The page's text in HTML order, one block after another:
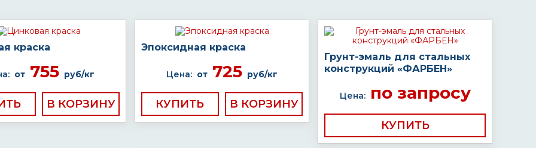
краска
от755 руб/кг
Эпоксидная краска
Цена: от 725 руб/кг
КУПИТЬ
Грунт-эмаль для стальных
конструкций «ФАРБЕН»
Цена:по запросу
КУПИТЬ